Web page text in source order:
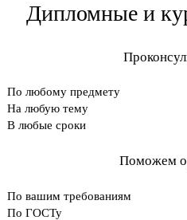
Дипломные и
По любому предмету
На любую тему
В любые сроки
Поможем
По вашим требованиям
По ГОСТу